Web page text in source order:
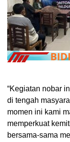
“Kegiatan nobar
di tengah
momen ini kami
memperkuat
bersama-sama